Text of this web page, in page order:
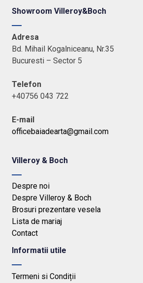
Showroom Villeroy&Boch
Adresa
Bd. Mihail Kogalniceanu, Nr.35
Bucuresti – Sector 5
Telefon
+40756 043 722
E-mail
officebaiadearta@gmail.com
Villeroy & Boch
Despre noi
Despre Villeroy & Boch
Brosuri prezentare vesela
Lista de mariaj
Contact
Informatii utile
Termeni si Condiții